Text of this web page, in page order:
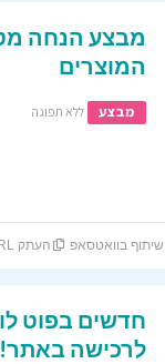
המוצרים
מבצע ללא תפוגה
שיתוף בוואטסאפ העתק URL
לרכישה באתר!